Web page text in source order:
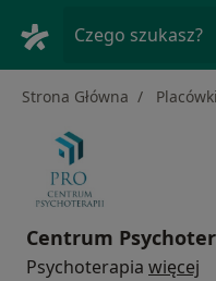
Czego szukasz?
Strona Główna Placówki
Centrum
Psychoterapia więcej